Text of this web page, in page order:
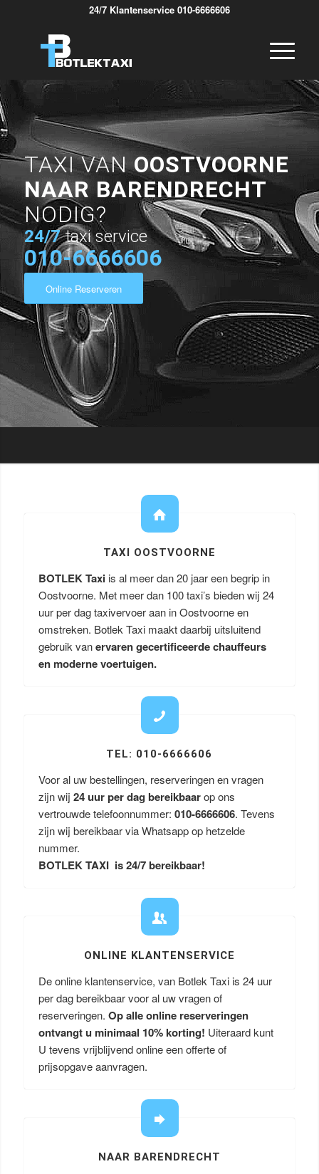
24/7 Klantenservice 010-6666606
TAXI VANOOSTVOORNE
NAAR BARENDRECHT
NODIG?
24/7 taxi service
010-6666606
Online Reserveren
TAXI OOSTVOORNE
BOTLEK Taxi is al meer dan 20 jaar een begrip in
Oostvoorne. Met meer dan 100 taxi’s bieden wij 24
uur per dag taxivervoer aan in Oostvoorne en
omstreken. Botlek Taxi maakt daarbij uitsluitend
gebruik vanervaren gecertificeerde chauffeurs
en moderne voertuigen.
TEL: 010-6666606
Voor al uw bestellingen, reserveringen en vragen
zijn wij 24 uur per dag bereikbaarop ons
vertrouwde telefoonnummer: 010-6666606. Tevens
zijn wij bereikbaar via Whatsapp op hetzelde
nummer.
BOTLEK TAXI is 24/7 bereikbaar!
ONLINE KLANTENSERVICE
De online klantenservice, van Botlek Taxi is 24 uur
per dag bereikbaar voor al uw vragen of
reserveringen. Op alle online reserveringen
ontvangt u minimaal 10% korting! Uiteraard kunt
U tevens vrijblijvend online een offerte of
prijsopgave aanvragen.
NAAR BARENDRECHT